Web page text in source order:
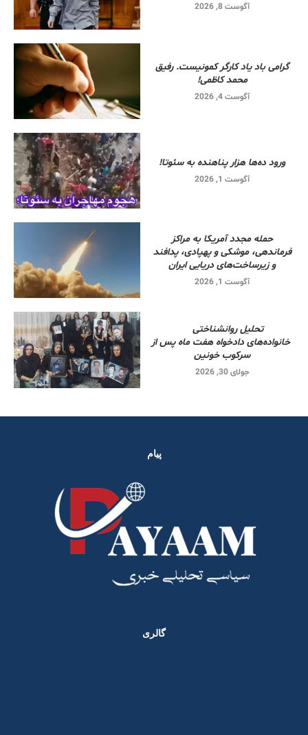
آگوست 8, 2026
گرامی باد یاد کارگر کمونیست. رفیق
محمد کاظمی!
آگوست 4, 2026
ورود ده‌ها هزار پناهنده به سئوتا!
آگوست 1, 2026
حمله مجدد آمریکا به مراکز
فرماندهی، موشکی و پهپادی، پدافند
و زیرساخت‌های دریایی ایران
آگوست 1, 2026
تحلیل روانشناختی
خانواده‌های دادخواه هفت ماه پس از
سرکوب خونین
جولای 30, 2026
پیام
گالری